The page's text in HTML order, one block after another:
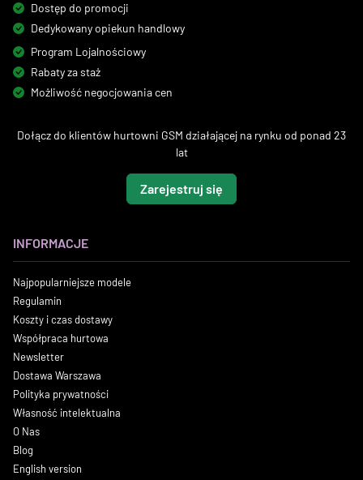
Dostęp do promocji
Dedykowany opiekun handlowy
Program Lojalnościowy
Rabaty za staż
Możliwość negocjowania cen
Dołącz do klientów hurtowni GSM działającej na rynku od ponad 23
lat
Zarejestruj się
INFORMACJE
Najpopularniejsze modele
Regulamin
Koszty i czas dostawy
Współpraca hurtowa
Newsletter
Dostawa Warszawa
Polityka prywatności
Własność intelektualna
O Nas
Blog
English version